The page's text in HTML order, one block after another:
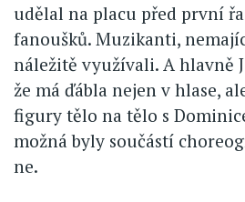
udělal na placu před první
fanoušků. Muzikanti,
náležitě využívali. A hlavně
že má ďábla nejen v hlase,
figury tělo na tělo s
možná byly součástí
ne.